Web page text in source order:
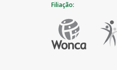
Filiação: